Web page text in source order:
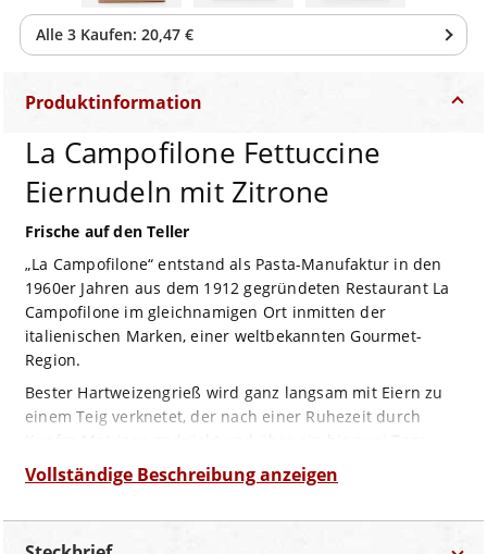
Alle 3 Kaufen: 20,47 €
Produktinformation
La Campofilone Fettuccine
Eiernudeln mit Zitrone
Frische auf den Teller
„La Campofilone“ entstand als Pasta-Manufaktur in den
1960er Jahren aus dem 1912 gegründeten Restaurant La
Campofilone im gleichnamigen Ort inmitten der
italienischen Marken, einer weltbekannten Gourmet-
Region.
Bester Hartweizengrieß wird ganz langsam mit Eiern zu
einem Teig verknetet, der nach einer Ruhezeit durch
getrocknet wird. Diese klassischen Matrizen und die
lange Trocknungszeit geben der Pasta ihre wunderbar
Vollständige Beschreibung anzeigen